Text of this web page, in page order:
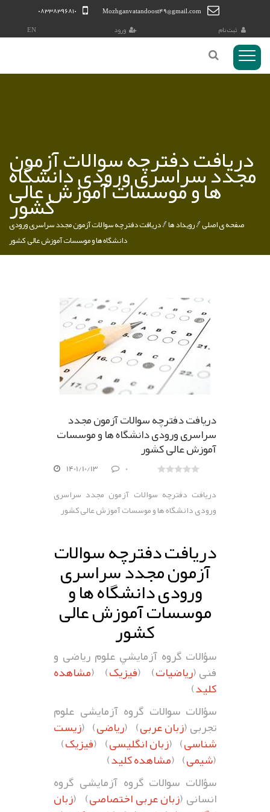
۰۸۳۳۸۳۹۶۸۱۰
Mozhganvatandoost49@gmail.com
ثبت نام
ورود EN
کاربری
دریافت دفترچه سوالات آزمون
مجدد سراسری ورودی دانشگاه
ها و موسسات آموزش عالی
کشور صفحه ی اصلی رويداد ها دریافت دفترچه سوالات آزمون مجدد سراسری ورودی
دانشگاه ها و موسسات آموزش عالی کشور
دریافت دفترچه سوالات آزمون مجدد
سراسری ورودی دانشگاه ها و موسسات
آموزش عالی کشور
1401/10/13 0
دریافت دفترچه سوالات آزمون مجدد سراسری
ورودی دانشگاه ها و موسسات آموزش عالی کشور
دریافت دفترچه سوالات
آزمون مجدد سراسری
ورودی دانشگاه ها و
موسسات آموزش عالی
کشور
سؤالات گروه آزمايشي علوم ریاضی و
فنی (ریاضیات) (فیزیک) (مشاهده
کلید)
سؤالات سوالات گروه آزمایشی علوم
تجربی (زبان عربی) (ریاضی) (زیست
شناسی) (زبان انگلیسی) (فیزیک)
(شیمی) (مشاهده کلید)
سؤالات سوالات گروه آزمایشی گروه
انسانی (زبان عربی اختصاصی) (زبان